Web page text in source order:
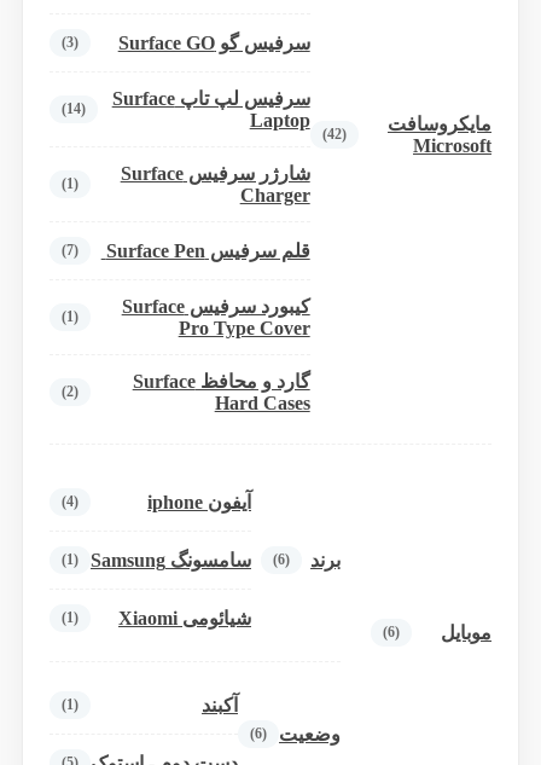
مایکروسافت
Microsoft
(42)
سرفیس گو Surface GO (3)
سرفیس لپ تاپ Surface
Laptop
(14)
شارژر سرفیس Surface
Charger
(1)
قلم سرفیس Surface Pen (7)
کیبورد سرفیس Surface
Pro Type Cover
(1)
گارد و محافظ Surface
Hard Cases
(2)
موبایل (6)
برند (6)
آیفون iphone (4)
سامسونگ Samsung (1)
شیائومی Xiaomi (1)
وضعیت (6)
آکبند (1)